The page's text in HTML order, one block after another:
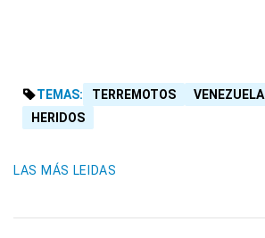
TEMAS: TERREMOTOS VENEZUELA
HERIDOS
LAS MÁS LEIDAS